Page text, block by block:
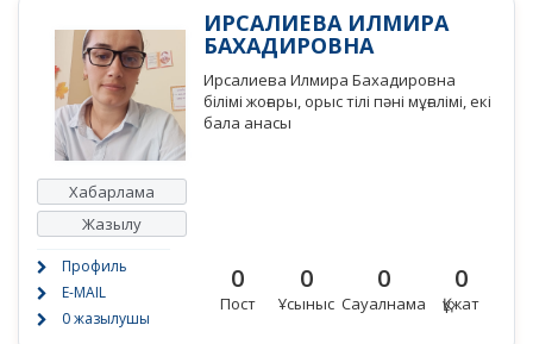
Хабарлама
Жазылу
Профиль
E-MAIL
0 жазылушы
ИРСАЛИЕВА ИЛМИРА
БАХАДИРОВНА
Ирсалиева Илмира Бахадировна
білімі жоғары, орыс тілі пәні мұғалімі, екі
бала анасы
0
Пост
0
Ұсыныс
0
Сауалнама
0
Құжат